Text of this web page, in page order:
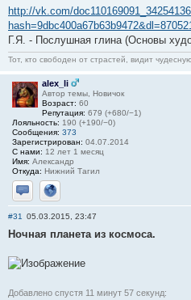
http://vk.com/
Г.Я. - Послушная глина (Основы
Тот, кто свободен от страстей, видит
alex_li
Автор темы, Новичок
Возраст: 60
Репутация: 679 (+680/−1)
Лояльность: 190 (+190/−0)
Сообщения: 373
Зарегистрирован: 04.07.2014
С нами: 12 лет 1 месяц
Имя: Александр
Откуда: Нижний Тагил
Отправить личное сообщение
Сайт
#31 05.03.2015, 23:47
Ночная планета из космоса.
Добавлено спустя 11 минут 57 секунд: